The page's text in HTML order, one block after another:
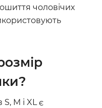
чоловічих
M і XL є